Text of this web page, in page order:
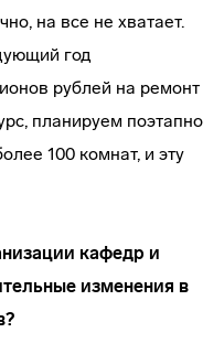
на все не хватает.
год
рублей на ремонт
планируем поэтапно
100 комнат, и эту
кафедр и
изменения в